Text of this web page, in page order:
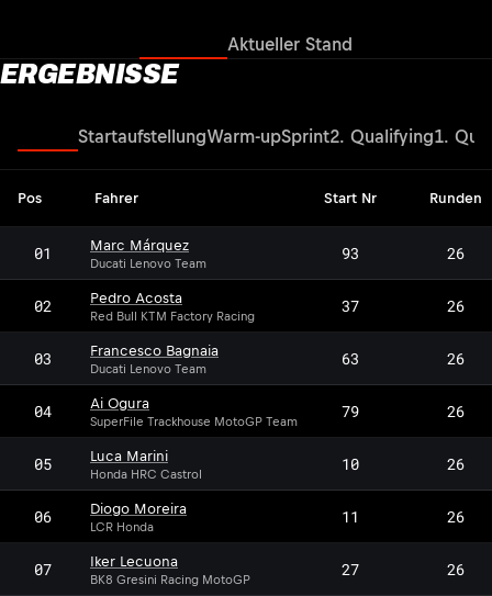
Aktueller Stand
ERGEBNISSE
StartaufstellungWarm-upSprint2. Qualifying1.
Pos Fahrer Start Nr Runden
01 Marc Márquez
Ducati Lenovo Team 93 26
02 Pedro Acosta
Red Bull KTM Factory Racing 37 26
03 Francesco Bagnaia
Ducati Lenovo Team 63 26
04 Ai Ogura
SuperFile Trackhouse MotoGP Team 79 26
05 Luca Marini
Honda HRC Castrol 10 26
06 Diogo Moreira
LCR Honda 11 26
07 Iker Lecuona
BK8 Gresini Racing MotoGP 27 26